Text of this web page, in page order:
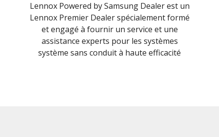
Lennox Powered by Samsung Dealer est un
Lennox Premier Dealer spécialement formé
et engagé à fournir un service et une
assistance experts pour les systèmes
système sans conduit à haute efficacité